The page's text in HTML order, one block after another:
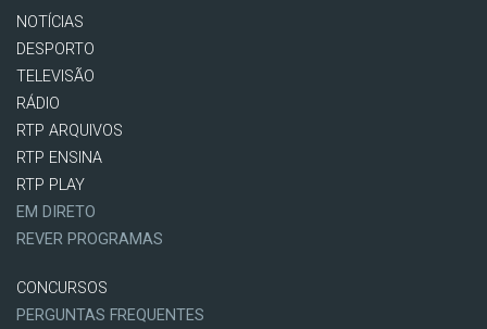
NOTÍCIAS
DESPORTO
TELEVISÃO
RÁDIO
RTP ARQUIVOS
RTP ENSINA
RTP PLAY
EM DIRETO
REVER PROGRAMAS
CONCURSOS
PERGUNTAS FREQUENTES